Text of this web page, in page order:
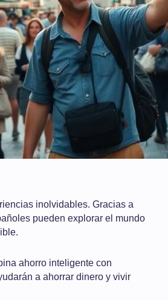
inolvidables. Gracias a
pueden explorar el mundo
ahorro inteligente con
a ahorrar dinero y vivir